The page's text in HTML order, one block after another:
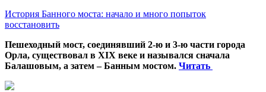
История Банного моста: начало и много попыток
восстановить
Пешеходный мост, соединявший 2-ю и 3-ю части города
Орла, существовал в XIX веке и назывался сначала
Балашовым, а затем – Банным мостом. Читать